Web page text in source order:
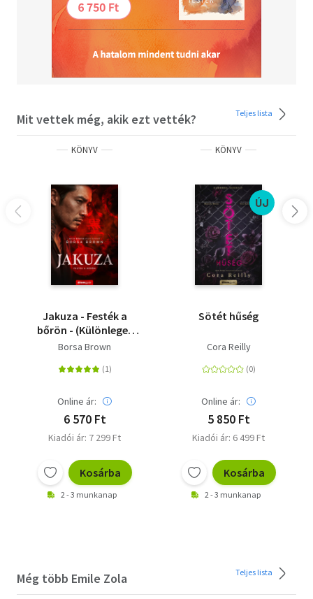
Mit vettek még, akik ezt vették? Teljes lista
KÖNYV
Jakuza - Festék a
bőrön - (Különleges
kiadás)
Borsa Brown
Online ár:
6 570 Ft
Kiadói ár: 7 299 Ft
Kosárba
2 - 3 munkanap
KÖNYV
ÚJ
Sötét hűség
Cora Reilly
Online ár:
5 850 Ft
Kiadói ár: 6 499 Ft
Kosárba
2 - 3 munkanap
Még több Emile Zola Teljes lista